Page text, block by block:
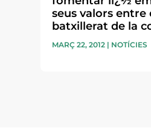
seus valors entre
batxillerat de la
MARÇ 22, 2012 | NOTÍCIES